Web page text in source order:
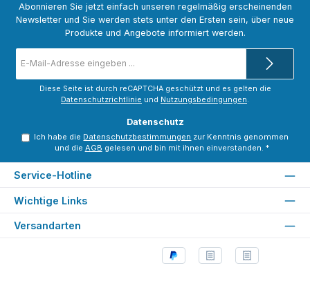
Abonnieren Sie jetzt einfach unseren regelmäßig erscheinenden
Newsletter und Sie werden stets unter den Ersten sein, über neue
Produkte und Angebote informiert werden.
Mail-
Diese Seite ist durch reCAPTCHA geschützt und es gelten die
Datenschutzrichtlinie und Nutzungsbedingungen.
Datenschutz
Ich habe die Datenschutzbestimmungen zur Kenntnis genommen
und die AGB gelesen und bin mit ihnen einverstanden. *
Service-Hotline
Wichtige Links
Versandarten